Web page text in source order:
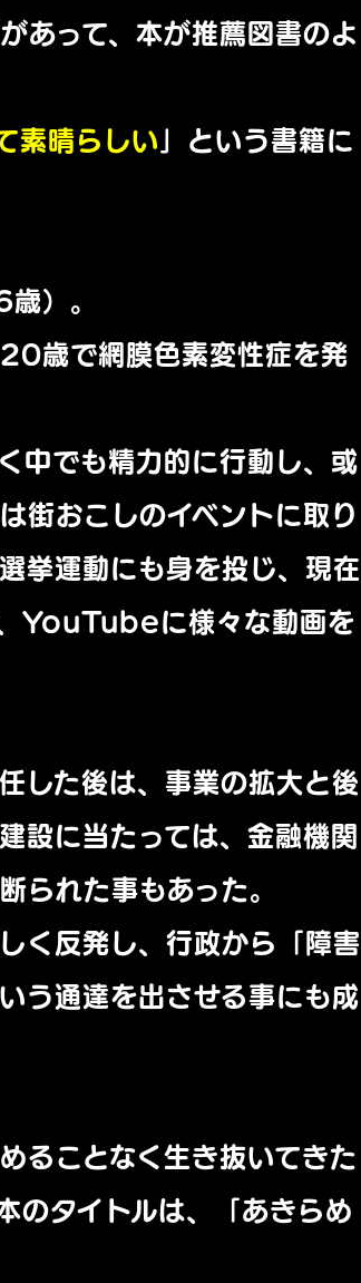
あって、本が推薦図書のよ
素晴らしい 」という書籍に
）。
歳で網膜色素変性症を発
中でも精力的に行動し、或
街おこしのイベントに取り
挙運動にも身を投じ、現在
YouTubeに様々な動画を
した後は、事業の拡大と後
設に当たっては、金融機関
られた事もあった。
く反発し、行政から「障害
う通達を出させる事にも成
ることなく生き抜いてきた
のタイトルは、「あきらめ